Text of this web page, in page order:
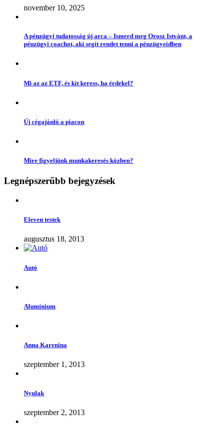
november 10, 2025
A pénzügyi tudatosság új arca – Ismerd meg Orosz Istvánt, a
pénzügyi coachot, aki segít rendet tenni a pénzügyeidben
Mi az az ETF, és kit keress, ha érdekel?
Új cégajánló a piacon
Mire figyeljünk munkakeresés közben?
Legnépszerűbb bejegyzések
Eleven testek
augusztus 18, 2013
Autó
Alumínium
Anna Karenina
szeptember 1, 2013
Nyulak
szeptember 2, 2013